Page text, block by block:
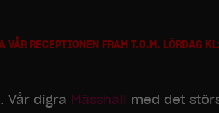
RECEPTIONEN FRAM T.O.M.
Vår digra Mässhall med det